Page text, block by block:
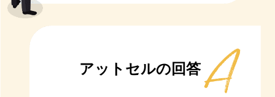
アットセルの回答